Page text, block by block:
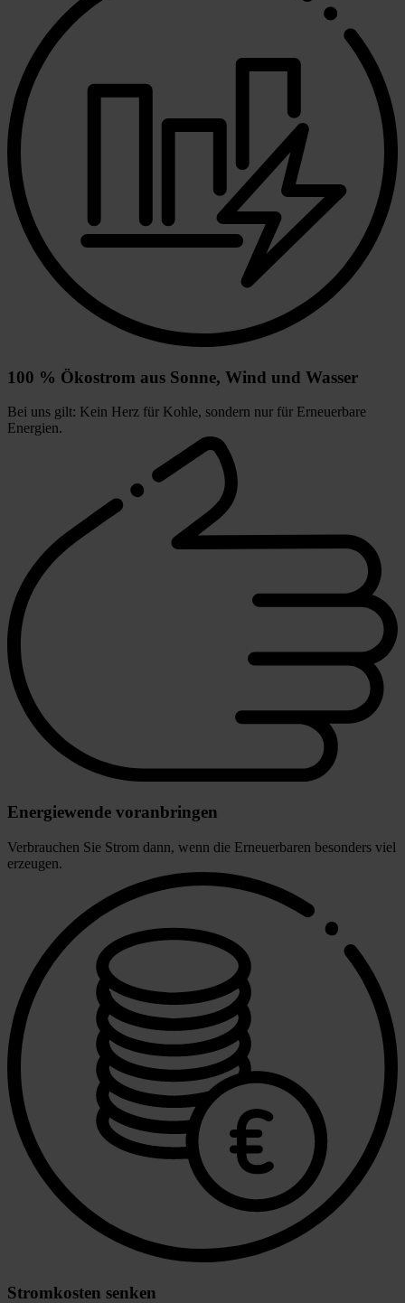
100 % Ökostrom aus Sonne, Wind und Wasser
Bei uns gilt: Kein Herz für Kohle, sondern nur für Erneuerbare
Energien.
Energiewende voranbringen
Verbrauchen Sie Strom dann, wenn die Erneuerbaren besonders viel
erzeugen.
Stromkosten senken